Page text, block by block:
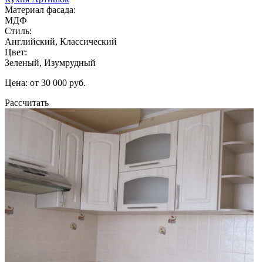
Материал фасада:
МДФ
Стиль:
Английский, Классический
Цвет:
Зеленый, Изумрудный
Цена: от 30 000 руб.
Рассчитать